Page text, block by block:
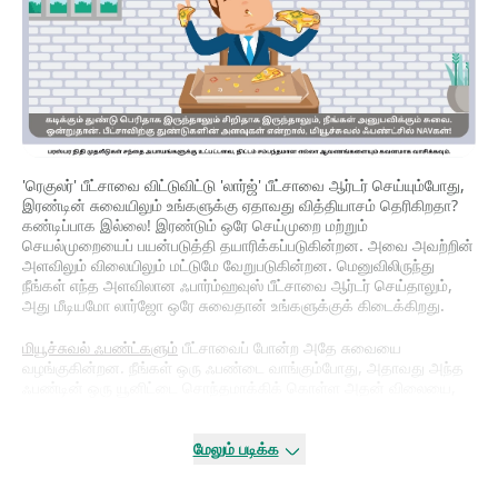
'ரெகுலர்' பீட்சாவை விட்டுவிட்டு 'லார்ஜ்' பீட்சாவை ஆர்டர் செய்யும்போது,
இரண்டின் சுவையிலும் உங்களுக்கு ஏதாவது வித்தியாசம் தெரிகிறதா?
கண்டிப்பாக இல்லை! இரண்டும் ஒரே செய்முறை மற்றும்
செயல்முறையைப் பயன்படுத்தி தயாரிக்கப்படுகின்றன. அவை அவற்றின்
அளவிலும் விலையிலும் மட்டுமே வேறுபடுகின்றன. மெனுவிலிருந்து
நீங்கள் எந்த அளவிலான ஃபார்ம்ஹவுஸ் பீட்சாவை ஆர்டர் செய்தாலும்,
அது மீடியமோ லார்ஜோ ஒரே சுவைதான் உங்களுக்குக் கிடைக்கிறது.
மியூச்சுவல் ஃபண்ட்களும் பீட்சாவைப் போன்ற அதே சுவையை
வழங்குகின்றன. நீங்கள் ஒரு ஃபண்டை வாங்கும்போது, அதாவது அந்த
சொத்து அடிப்படையைக் கொண்டிருக்கும். இதனால் அதற்கு அதிக
மேலும் படிக்க